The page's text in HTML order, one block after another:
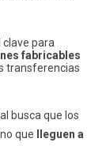
para
fabricables
transferencias
busca que los
que lleguen a